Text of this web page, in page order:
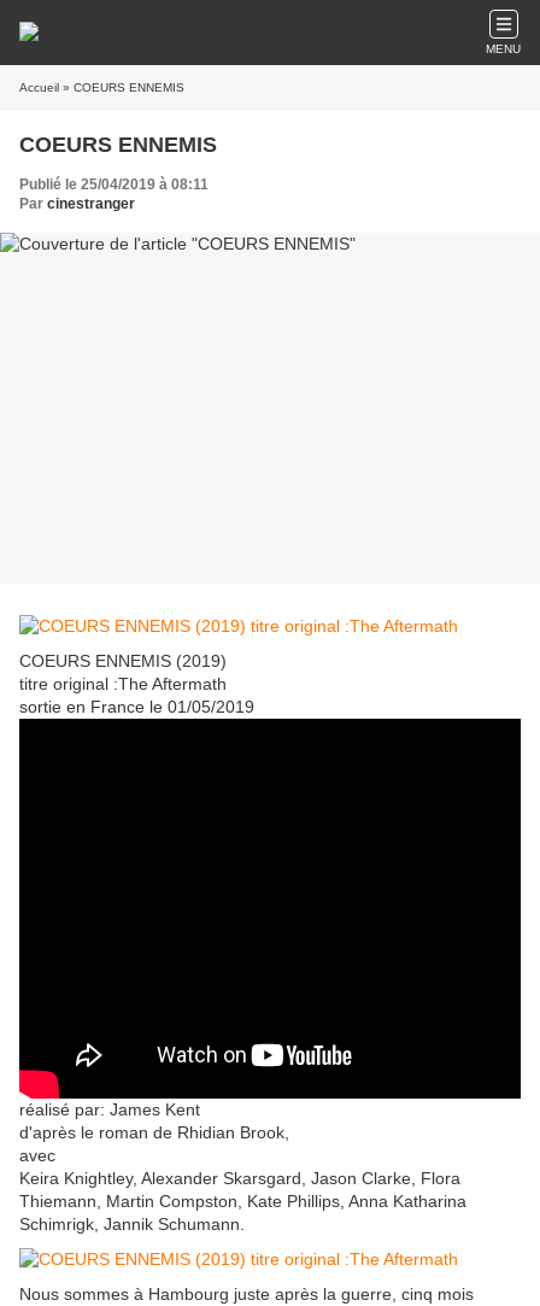
MENU
Accueil » COEURS ENNEMIS
COEURS ENNEMIS
Publié le 25/04/2019 à 08:11
Par cinestranger
COEURS ENNEMIS (2019)
titre original :The Aftermath
sortie en France le 01/05/2019
réalisé par: James Kent
d'après le roman de Rhidian Brook,
avec
Keira Knightley, Alexander Skarsgard, Jason Clarke, Flora
Thiemann, Martin Compston, Kate Phillips, Anna Katharina
Schimrigk, Jannik Schumann.
Nous sommes à Hambourg juste après la guerre, cinq mois